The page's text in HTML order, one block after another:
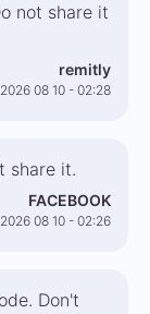
not share it
remitly
2026 08 10 - 02:28
share it.
FACEBOOK
2026 08 10 - 02:26
Don't